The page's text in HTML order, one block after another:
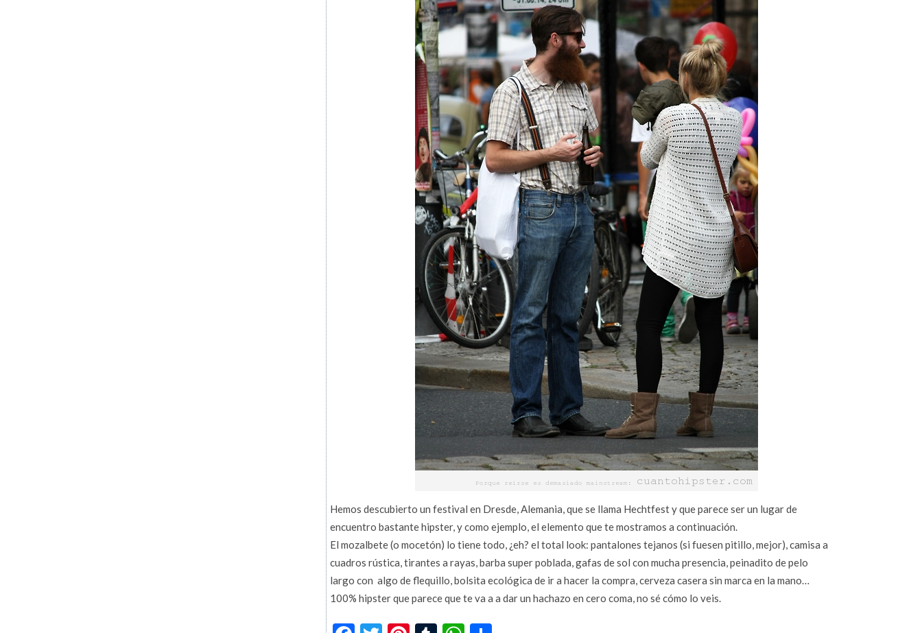
Hemos descubierto un festival en Dresde, Alemania, que se llama Hechtfest y que parece ser un lugar de
encuentro bastante hipster, y como ejemplo, el elemento que te mostramos a continuación.
El mozalbete (o mocetón) lo tiene todo, ¿eh? el total look: pantalones tejanos (si fuesen pitillo, mejor), camisa a
cuadros rústica, tirantes a rayas, barba super poblada, gafas de sol con mucha presencia, peinadito de pelo
largo con algo de flequillo, bolsita ecológica de ir a hacer la compra, cerveza casera sin marca en la mano…
100% hipster que parece que te va a a dar un hachazo en cero coma, no sé cómo lo veis.